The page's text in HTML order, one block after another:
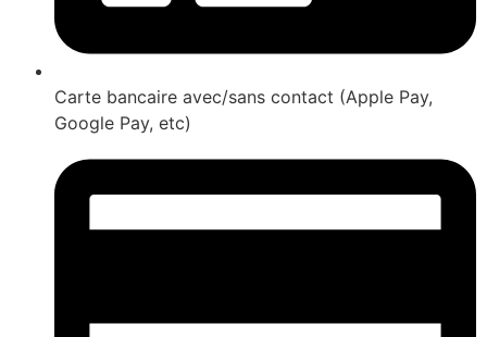
Carte bancaire avec/sans contact (Apple Pay,
Google Pay, etc)